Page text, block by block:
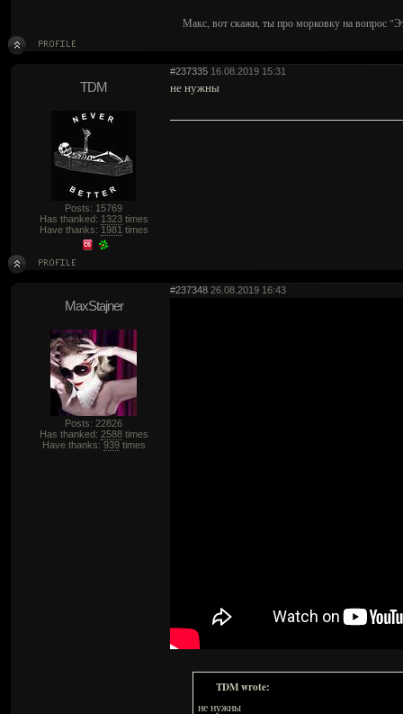
Макс, вот скажи, ты про морковку на вопрос
#237335 16.08.2019 15:31
TDM
Posts: 15769
Has thanked: 1323times
Have thanks: 1981 times
не нужны
#237348 26.08.2019 16:43
MaxStajner
Posts: 22826
Has thanked: 2588times
Have thanks: 939times
TDM wrote:
не нужны